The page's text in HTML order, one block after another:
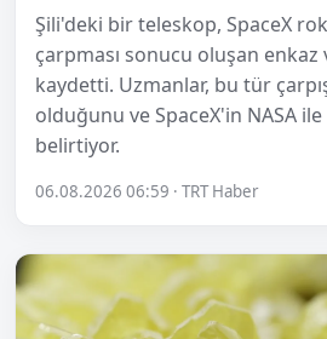
Şili'deki bir teleskop, SpaceX
çarpması sonucu oluşan
kaydetti. Uzmanlar, bu tür
olduğunu ve SpaceX'in NASA ile
belirtiyor.
06.08.2026 06:59 · TRT Haber